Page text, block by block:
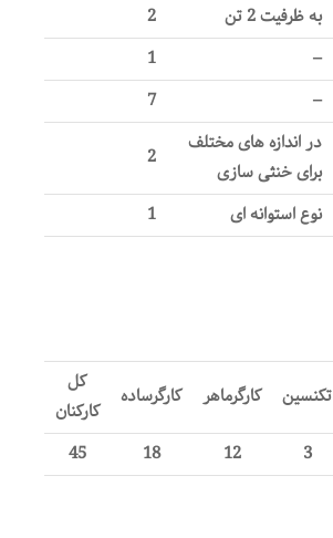
به ظرفیت 2 تن
2
–
1
–
7
در اندازه های مختلف
برای خنثی سازی
2
نوع استوانه ای 1
تکنسین کارگرماهر کارگرساده
کل
کارکنان
3
12
18
45